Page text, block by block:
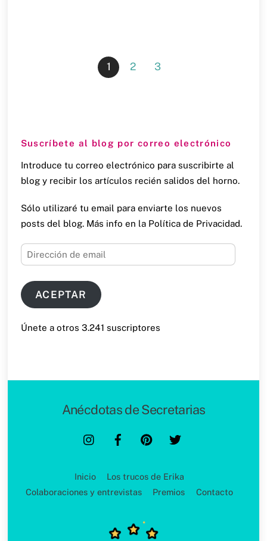
1 2 3
Suscríbete al blog por correo electrónico
Introduce tu correo electrónico para suscribirte al
blog y recibir los artículos recién salidos del horno.
Sólo utilizaré tu email para enviarte los nuevos
posts del blog. Más info en la Política de Privacidad.
Dirección
de
email
ACEPTAR
Únete a otros 3.241 suscriptores
Anécdotas de Secretarias
Inicio
Los trucos de Erika
Colaboraciones y entrevistas
Premios Contacto